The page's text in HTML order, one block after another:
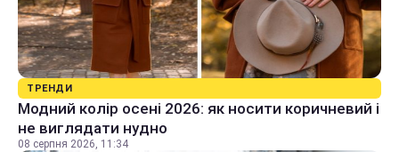
ТРЕНДИ
Модний колір осені 2026: як носити коричневий і
не виглядати нудно
08 серпня 2026, 11:34